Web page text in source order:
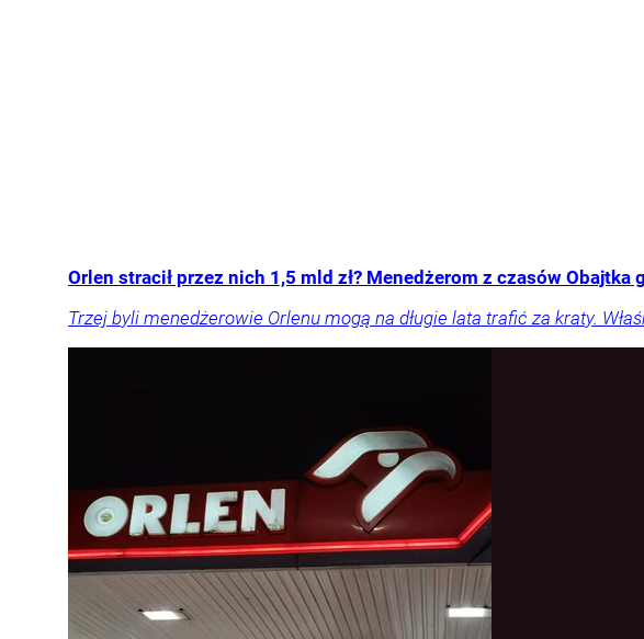
Orlen stracił przez nich 1,5 mld zł? Menedżerom z czasów
Trzej byli menedżerowie Orlenu mogą na długie lata trafić za kraty.